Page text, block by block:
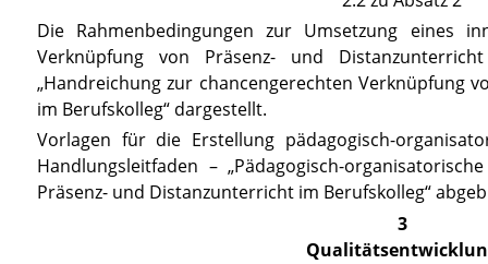
Die Rahmenbedingungen zur Umsetzung eines
Verknüpfung von Präsenz- und
„Handreichung zur chancengerechten Verknüpfung
im Berufskolleg“ dargestellt.
Vorlagen für die Erstellung pädagogisch-
Handlungsleitfaden – „Pädagogisch-
Präsenz- und Distanzunterricht im Berufskolleg“
3